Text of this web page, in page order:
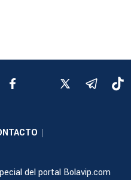
|
del portal Bolavip.com